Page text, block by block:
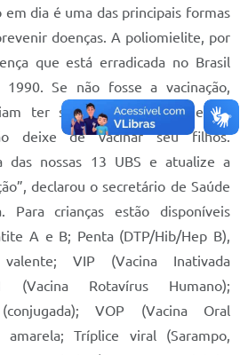
em dia é uma das principais formas
doenças. A poliomielite, por
que está erradicada no Brasil
Se não fosse a vacinação,
ter sido perdidas ou mesmo
deixe de vacinar seu filhos.
das nossas 13 UBS e atualize a
declarou o secretário de Saúde
Para crianças estão disponíveis
A e B; Penta (DTP/Hib/Hep B),
valente; VIP (Vacina Inativada
(Vacina Rotavírus Humano);
VOP (Vacina Oral
Tríplice viral (Sarampo,